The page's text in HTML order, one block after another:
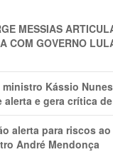
MESSIAS
COM GOVERNO
Kássio
e gera crítica
alerta para riscos
André Mendonça